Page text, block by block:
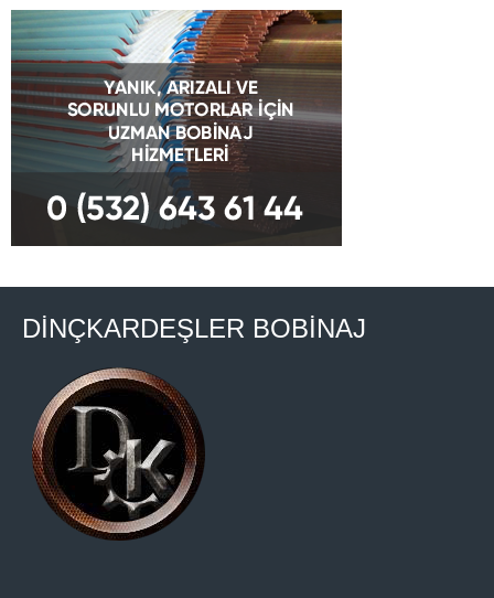
DİNÇKARDEŞLER BOBİNAJ